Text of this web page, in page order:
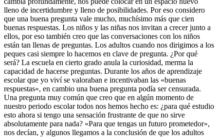
lleno de incertidumbre y lleno de posibilidades. Por eso considero
que una buena pregunta vale mucho, muchísimo más que cien
buenas respuestas. Los niños y las niñas nos invitan a crecer junto a
ellos, por eso también creo que las conversaciones con los niños
están tan llenas de preguntas. Los adultos cuando nos dirigimos a los
peques casi siempre lo hacemos en clave de pregunta. ¿Por qué
será? La escuela en cierto grado anula la curiosidad, merma la
capacidad de hacerse preguntas. Durante los años de aprendizaje
escolar que yo viví se valoraban e incentivaban las «buenas
respuestas», en cambio una buena pregunta podía ser censurada.
Una pregunta muy común que creo que en algún momento de
nuestro periodo escolar todos nos hemos hecho es: ¿para qué estudio
esto ahora si tengo una sensación frustrante de que no sirve
absolutamente para nada? «Para que tengas un futuro prometedor»,
nos decían, y algunos llegamos a la conclusión de que los adultos